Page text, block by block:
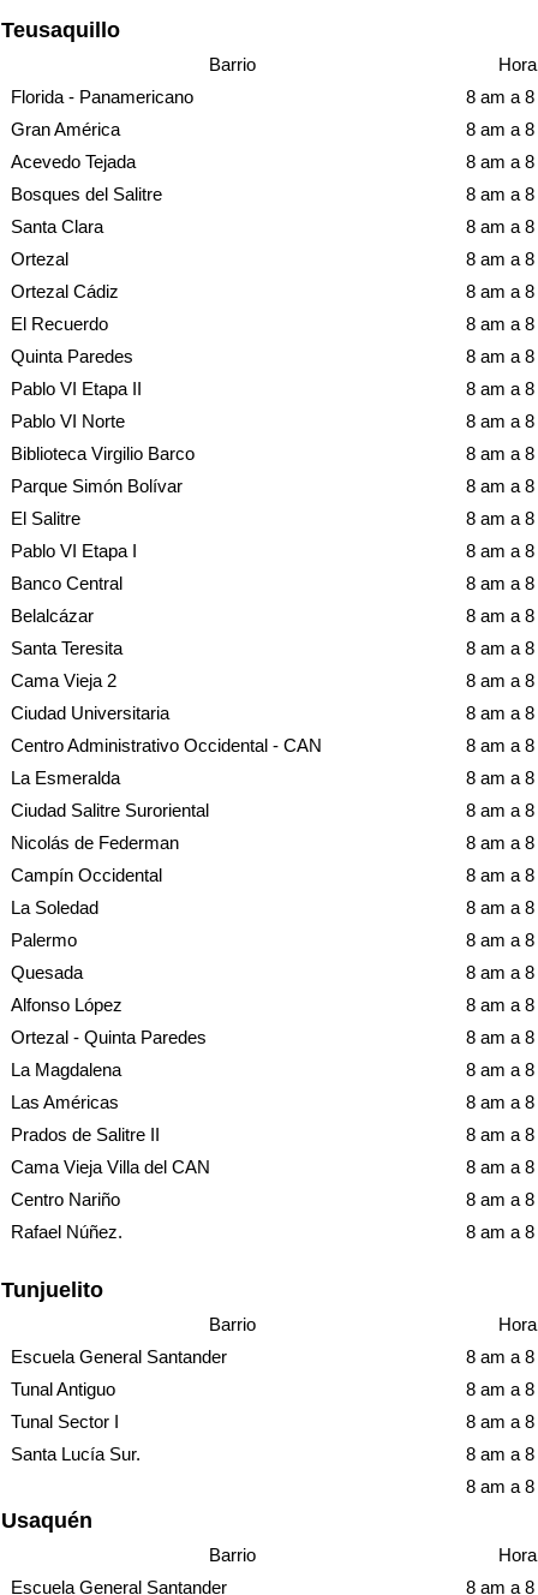
Teusaquillo
Barrio
Hora
Florida - Panamericano
8 am a
Gran América
8 am a
Acevedo Tejada
8 am a
Bosques del Salitre
8 am a
Santa Clara
8 am a
Ortezal
8 am a
Ortezal Cádiz
8 am a
El Recuerdo
8 am a
Quinta Paredes
8 am a
Pablo VI Etapa II
8 am a
Pablo VI Norte
8 am a
Biblioteca Virgilio Barco
8 am a
Parque Simón Bolívar
8 am a
El Salitre
8 am a
Pablo VI Etapa I
8 am a
Banco Central
8 am a
Belalcázar
8 am a
Santa Teresita
8 am a
Cama Vieja 2
8 am a
Ciudad Universitaria
8 am a
Centro Administrativo Occidental - CAN
8 am a
La Esmeralda
8 am a
Ciudad Salitre Suroriental
8 am a
Nicolás de Federman
8 am a
Campín Occidental
8 am a
La Soledad
8 am a
Palermo
8 am a
Quesada
8 am a
Alfonso López
8 am a
Ortezal - Quinta Paredes
8 am a
La Magdalena
8 am a
Las Américas
8 am a
Prados de Salitre II
8 am a
Cama Vieja Villa del CAN
8 am a
Centro Nariño
8 am a
Rafael Núñez.
8 am a
Tunjuelito
Barrio
Hora
Escuela General Santander
8 am a
Tunal Antiguo
8 am a
Tunal Sector I
8 am a
Santa Lucía Sur.
8 am a
8 am a
Usaquén
Barrio
Hora
Escuela General Santander
8 am a